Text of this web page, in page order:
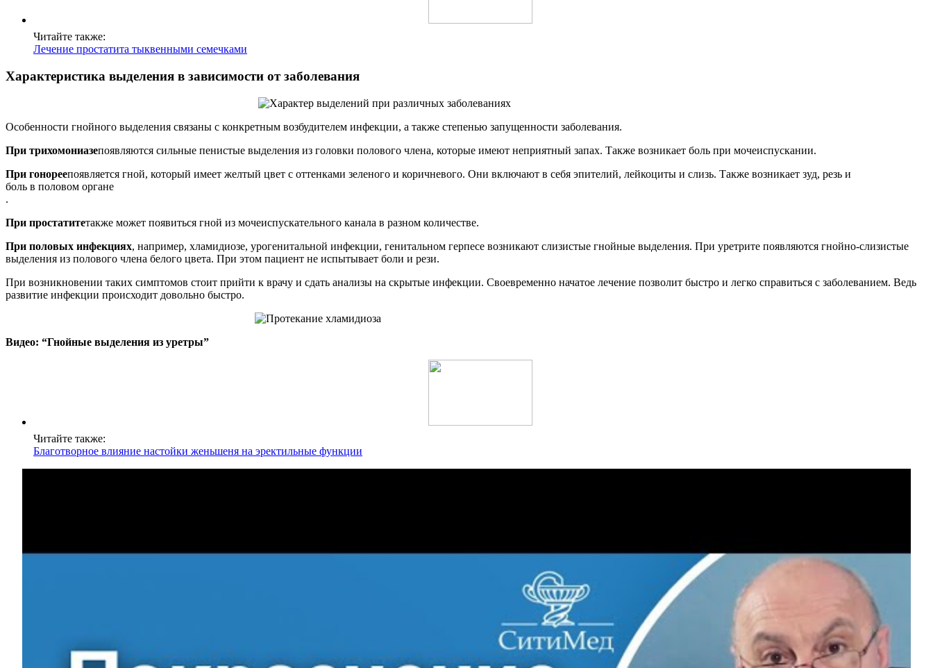
Читайте также:
Лечение простатита тыквенными семечками
Характеристика выделения в зависимости от заболевания
Особенности гнойного выделения связаны с конкретным возбудителем инфекции, а также степенью запущенности заболевания.
При трихомониазепоявляются сильные пенистые выделения из головки полового члена, которые имеют неприятный запах. Также возникает боль при мочеиспускании.
При гонореепоявляется гной, который имеет желтый цвет с оттенками зеленого и коричневого. Они включают в себя эпителий, лейкоциты и слизь. Также возникает зуд, резь и
боль в половом органе
.
При простатитетакже может появиться гной из мочеиспускательного канала в разном количестве.
При половых инфекциях, например, хламидиозе, урогенитальной инфекции, генитальном герпесе возникают слизистые гнойные выделения. При уретрите появляются гнойно-слизистые
выделения из полового члена белого цвета. При этом пациент не испытывает боли и рези.
При возникновении таких симптомов стоит прийти к врачу и сдать анализы на скрытые инфекции. Своевременно начатое лечение позволит быстро и легко справиться с заболеванием. Ведь
развитие инфекции происходит довольно быстро.
Видео: “Гнойные выделения из уретры”
Читайте также:
Благотворное влияние настойки женьшеня на эректильные функции